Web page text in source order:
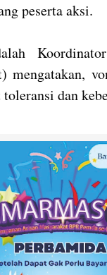
peserta aksi.
mengatakan,
dan